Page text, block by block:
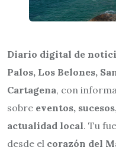
Diario digital de
Palos, Los Belones,
Cartagena, con
sobre eventos,
actualidad local. Tu
desde el corazón del